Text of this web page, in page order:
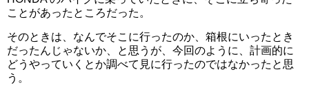
ことがあったところだった。
そのときは、なんでそこに行ったのか、箱根にいったとき
だったんじゃないか、と思うが、今回のように、計画的に
どうやっていくとか調べて見に行ったのではなかったと思
う。